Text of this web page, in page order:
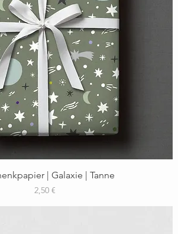
Schnellansicht| Galaxie | Tanne
Preis
2,50 €